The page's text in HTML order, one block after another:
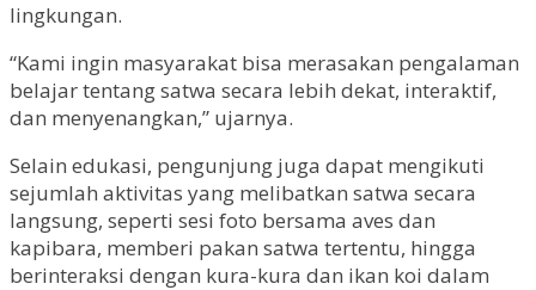
lingkungan.
“Kami ingin masyarakat bisa merasakan pengalaman
belajar tentang satwa secara lebih dekat, interaktif,
dan menyenangkan,” ujarnya.
Selain edukasi, pengunjung juga dapat mengikuti
sejumlah aktivitas yang melibatkan satwa secara
langsung, seperti sesi foto bersama aves dan
kapibara, memberi pakan satwa tertentu, hingga
berinteraksi dengan kura-kura dan ikan koi dalam